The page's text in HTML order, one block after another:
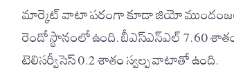
మార్కెట్ వాటా పరంగా కూడా జియో
రెండో స్థానంలో ఉంది. బీఎస్‌ఎన్‌ఎల్ 7.60
టెలిసర్వీసెస్ 0.2 శాతం స్వల్ప వాటాతో ఉంది.